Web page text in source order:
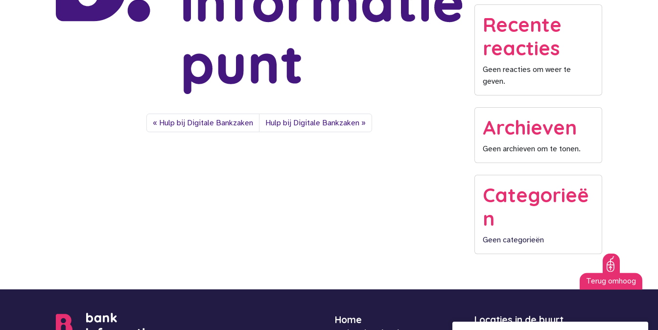
Hulp bij Digitale Bankzaken Hulp bij Digitale Bankzaken
Recente
reacties
Geen reacties om weer te
geven.
Archieven
Geen archieven om te tonen.
Categorieë
n
Geen categorieën
Terug omhoog
Home
Locaties in de buurt